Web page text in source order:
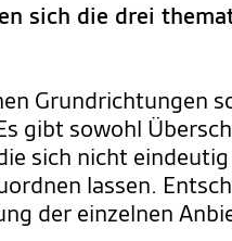
sich die drei
Grundrichtungen
gibt sowohl
sich nicht
lassen.
der einzelnen